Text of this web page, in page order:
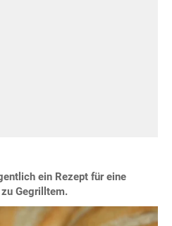
ein Rezept für eine
Gegrilltem.